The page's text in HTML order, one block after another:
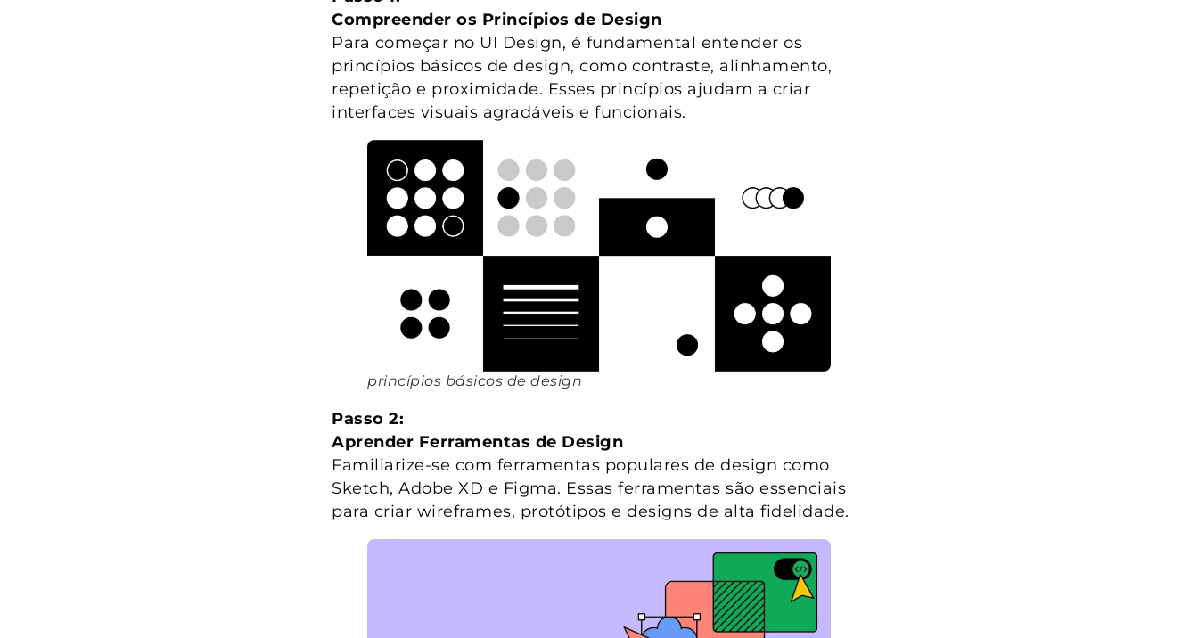
Compreender os Princípios de Design
Para começar no UI Design, é fundamental entender os
princípios básicos de design, como contraste, alinhamento,
repetição e proximidade. Esses princípios ajudam a criar
interfaces visuais agradáveis e funcionais.
princípios básicos de design
Passo 2:
Aprender Ferramentas de Design
Familiarize-se com ferramentas populares de design como
Sketch, Adobe XD e Figma. Essas ferramentas são essenciais
para criar wireframes, protótipos e designs de alta fidelidade.